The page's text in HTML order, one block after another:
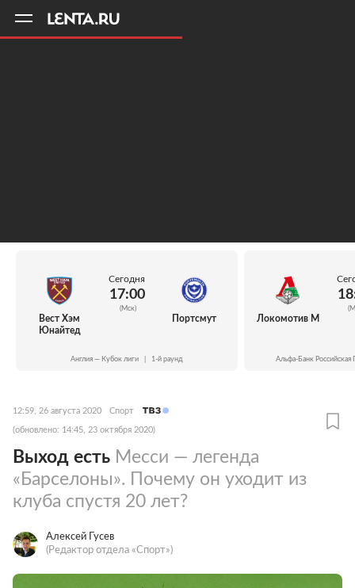
Вест Хэм
Юнайтед
Сегодня
17:00
(Мск)
Портсмут
Англия — Кубок лиги 1-й раунд
Локомотив М
Альфа-Банк Российская
12:59, 26 августа 2020 Спорт
(обновлено: 14:45, 23 октября 2020)
Выход есть Месси — легенда
«Барселоны». Почему он уходит из
клуба спустя 20 лет?
Алексей Гусев
(Редактор отдела «Спорт»)